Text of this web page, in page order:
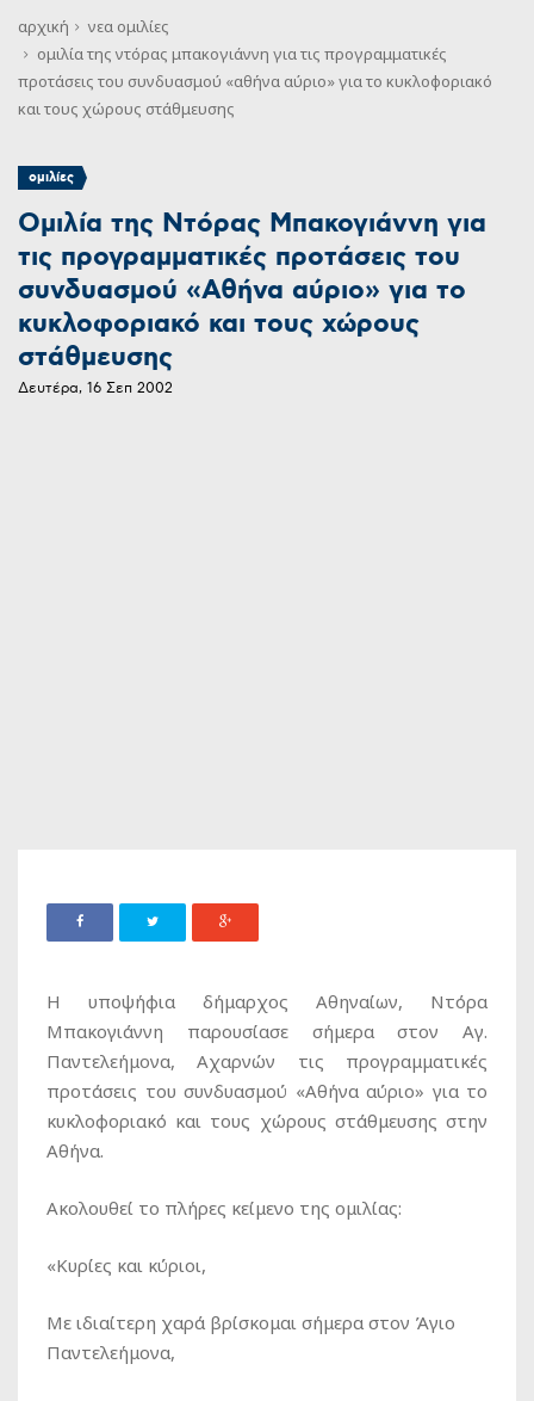
αρχική νεα ομιλίες
ομιλία της ντόρας μπακογιάννη για τις προγραμματικές
προτάσεις του συνδυασμού «αθήνα αύριο» για το κυκλοφοριακό
και τους χώρους στάθμευσης
ομιλίες
Ομιλία της Ντόρας Μπακογιάννη για
τις προγραμματικές προτάσεις του
συνδυασμού «Αθήνα αύριο» για το
κυκλοφοριακό και τους χώρους
στάθμευσης
Δευτέρα, 16 Σεπ 2002
Η υποψήφια δήμαρχος Αθηναίων, Ντόρα
Μπακογιάννη παρουσίασε σήμερα στον Αγ.
Παντελεήμονα, Αχαρνών τις προγραμματικές
προτάσεις του συνδυασμού «Αθήνα αύριο» για το
κυκλοφοριακό και τους χώρους στάθμευσης στην
Αθήνα.
Ακολουθεί το πλήρες κείμενο της ομιλίας:
«Κυρίες και κύριοι,
Mε ιδιαίτερη χαρά βρίσκομαι σήμερα στον Άγιο
Παντελεήμονα,